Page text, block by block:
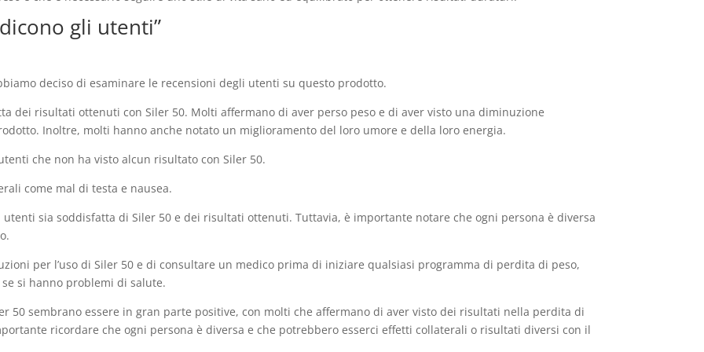
gli utenti”
deciso di esaminare le recensioni degli utenti su questo prodotto.
dei risultati ottenuti con Siler 50. Molti affermano di aver perso peso e di aver visto una diminuzione
Inoltre, molti hanno anche notato un miglioramento del loro umore e della loro energia.
che non ha visto alcun risultato con Siler 50.
come mal di testa e nausea.
sia soddisfatta di Siler 50 e dei risultati ottenuti. Tuttavia, è importante notare che ogni persona è diversa
per l’uso di Siler 50 e di consultare un medico prima di iniziare qualsiasi programma di perdita di peso,
si hanno problemi di salute.
50 sembrano essere in gran parte positive, con molti che affermano di aver visto dei risultati nella perdita di
ricordare che ogni persona è diversa e che potrebbero esserci effetti collaterali o risultati diversi con il